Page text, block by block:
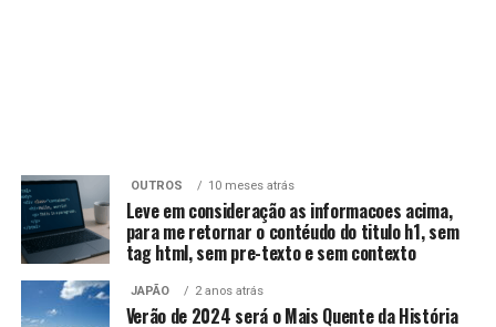
OUTROS 10 meses atrás
Leve em consideração as informacoes acima,
para me retornar o contéudo do titulo h1, sem
tag html, sem pre-texto e sem contexto
JAPÃO 2 anos atrás
Verão de 2024 será o Mais Quente da História